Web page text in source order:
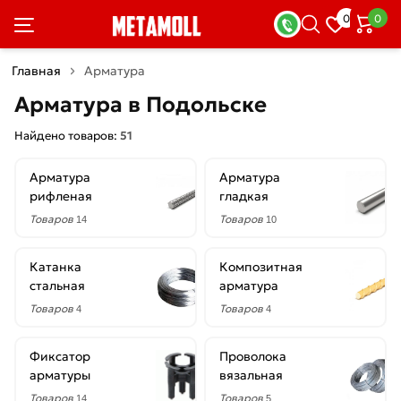
0 0
Главная Арматура
Арматура в Подольске
Найдено товаров: 51
Арматура
рифленая
Товаров 14
Арматура
гладкая
Товаров 10
Катанка
стальная
Товаров 4
Композитная
арматура
Товаров 4
Фиксатор
арматуры
Товаров 14
Проволока
вязальная
Товаров 5
Фильтры
×
скидкой
Цена
руб.
1.2
мм